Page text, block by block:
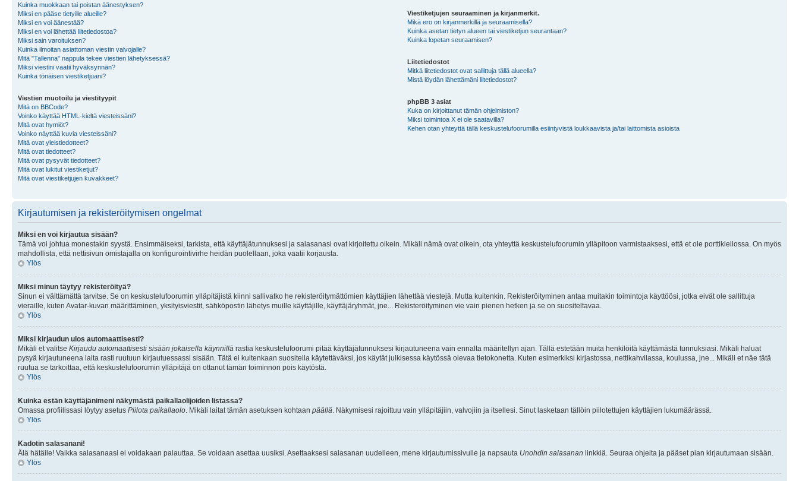
Kuinka muokkaan tai poistan äänestyksen?
Miksi en pääse tietyille alueille?
Miksi en voi äänestää?
Miksi en voi lähettää liitetiedostoa?
Miksi sain varoituksen?
Kuinka ilmoitan asiattoman viestin valvojalle?
Mitä "Tallenna" nappula tekee viestien lähetyksessä?
Miksi viestini vaatii hyväksynnän?
Kuinka tönäisen viestiketjuani?
Viestien muotoilu ja viestityypit
Mitä on BBCode?
Voinko käyttää HTML-kieltä viesteissäni?
Mitä ovat hymiöt?
Voinko näyttää kuvia viesteissäni?
Mitä ovat yleistiedotteet?
Mitä ovat tiedotteet?
Mitä ovat pysyvät tiedotteet?
Mitä ovat lukitut viestiketjut?
Mitä ovat viestiketjujen kuvakkeet?
Viestiketjujen seuraaminen ja kirjanmerkit.
Mikä ero on kirjanmerkillä ja seuraamisella?
Kuinka asetan tietyn alueen tai viestiketjun seurantaan?
Kuinka lopetan seuraamisen?
Liitetiedostot
Mitkä liitetiedostot ovat sallittuja tällä alueella?
Mistä löydän lähettämäni liitetiedostot?
phpBB 3 asiat
Kuka on kirjoittanut tämän ohjelmiston?
Miksi toimintoa X ei ole saatavilla?
Kehen otan yhteyttä tällä keskustelufoorumilla esiintyvistä loukkaavista ja/tai laittomista asioista
Kirjautumisen ja rekisteröitymisen ongelmat
Miksi en voi kirjautua sisään?
Tämä voi johtua monestakin syystä. Ensimmäiseksi, tarkista, että käyttäjätunnuksesi ja salasanasi ovat kirjoitettu oikein. Mikäli nämä ovat oikein, ota yhteyttä keskustelufoorumin ylläpitoon varmistaaksesi, että et ole porttikiellossa. On myös
mahdollista, että nettisivun omistajalla on konfigurointivirhe heidän puolellaan, joka vaatii korjausta.
Ylös
Miksi minun täytyy rekisteröityä?
Sinun ei välttämättä tarvitse. Se on keskustelufoorumin ylläpitäjistä kiinni sallivatko he rekisteröitymättömien käyttäjien lähettää viestejä. Mutta kuitenkin. Rekisteröityminen antaa muitakin toimintoja käyttöösi, jotka eivät ole sallittuja
vieraille, kuten Avatar-kuvan määrittäminen, yksityisviestit, sähköpostin lähetys muille käyttäjille, käyttäjäryhmät, jne... Rekisteröityminen vie vain pienen hetken ja se on suositeltavaa.
Ylös
Miksi kirjaudun ulos automaattisesti?
Mikäli et valitse Kirjaudu automaattisesti sisään jokaisella käynnillä rastia keskustelufoorumi pitää käyttäjätunnuksesi kirjautuneena vain ennalta määritellyn ajan. Tällä estetään muita henkilöitä käyttämästä tunnuksiasi. Mikäli haluat
pysyä kirjautuneena laita rasti ruutuun kirjautuessassi sisään. Tätä ei kuitenkaan suositella käytettäväksi, jos käytät julkisessa käytössä olevaa tietokonetta. Kuten esimerkiksi kirjastossa, nettikahvilassa, koulussa, jne... Mikäli et näe tätä
ruutua se tarkoittaa, että keskustelufoorumin ylläpitäjä on ottanut tämän toiminnon pois käytöstä.
Ylös
Kuinka estän käyttäjänimeni näkymästä paikallaolijoiden listassa?
Omassa profiilissasi löytyy asetus Piilota paikallaolo . Mikäli laitat tämän asetuksen kohtaan päällä . Näkymisesi rajoittuu vain ylläpitäjiin, valvojiin ja itsellesi. Sinut lasketaan tällöin piilotettujen käyttäjien lukumäärässä.
Ylös
Kadotin salasanani!
Älä hätäile! Vaikka salasanaasi ei voidakaan palauttaa. Se voidaan asettaa uusiksi. Asettaaksesi salasanan uudelleen, mene kirjautumissivulle ja napsauta Unohdin salasanan linkkiä. Seuraa ohjeita ja pääset pian kirjautumaan sisään.
Ylös